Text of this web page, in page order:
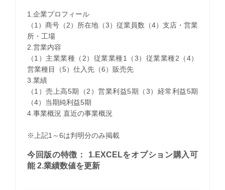
1.企業プロフィール
（1）商号（2）所在地（3）従業員数（4）支店・営業
所・工場
2.営業内容
（1）主業業種（2）従業業種1（3）従業業種2（4）
営業種目（5）仕入先（6）販売先
3.業績
（1）売上高5期（2）営業利益5期（3）経常利益5期
（4）当期純利益5期
4.事業概況 直近の事業概況
※上記1～6は判明分のみ掲載
今回版の特徴： 1.EXCELをオプション購入可
能 2.業績数値を更新